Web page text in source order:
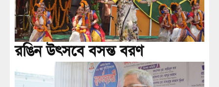
রঙিন উৎসবে বসন্ত বরণ